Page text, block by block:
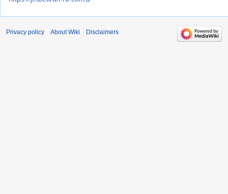
Privacy policy About Wiki Disclaimers